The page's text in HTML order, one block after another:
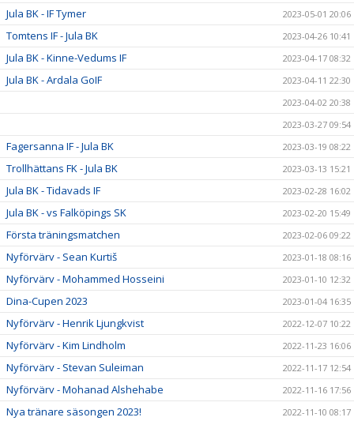
Jula BK - IF Tymer 2023-05-01 20:06
Tomtens IF - Jula BK 2023-04-26 10:41
Jula BK - Kinne-Vedums IF 2023-04-17 08:32
Jula BK - Ardala GoIF
2023-04-11 22:30
2023-04-02 20:38
2023-03-27 09:54
Fagersanna IF - Jula BK 2023-03-19 08:22
Trollhättans FK - Jula BK 2023-03-13 15:21
Jula BK - Tidavads IF 2023-02-28 16:02
Jula BK - vs Falköpings SK 2023-02-20 15:49
Första träningsmatchen 2023-02-06 09:22
Nyförvärv - Sean Kurtiš 2023-01-18 08:16
Nyförvärv - Mohammed Hosseini 2023-01-10 12:32
Dina-Cupen 2023 2023-01-04 16:35
Nyförvärv - Henrik Ljungkvist 2022-12-07 10:22
Nyförvärv - Kim Lindholm 2022-11-23 16:06
Nyförvärv - Stevan Suleiman 2022-11-17 12:54
Nyförvärv - Mohanad Alshehabe 2022-11-16 17:56
Nya tränare säsongen 2023! 2022-11-10 08:17